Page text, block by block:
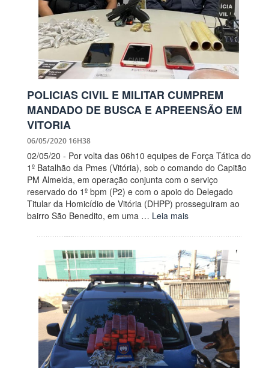
POLICIAS CIVIL E MILITAR CUMPREM
MANDADO DE BUSCA E APREENSÃO EM
VITORIA
06/05/2020 16H38
02/05/20 - Por volta das 06h10 equipes de Força Tática do
1º Batalhão da Pmes (Vitória), sob o comando do Capitão
PM Almeida, em operação conjunta com o serviço
reservado do 1º bpm (P2) e com o apoio do Delegado
Titular da Homicídio de Vitória (DHPP) prosseguiram ao
bairro São Benedito, em uma … Leia mais